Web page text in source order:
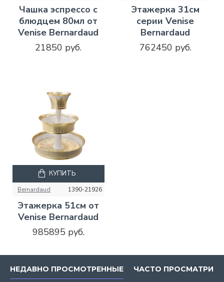
Чашка эспрессо с
блюдцем 80мл от
Venise Bernardaud
21850 руб.
Этажерка 31см
серии Venise
Bernardaud
762450 руб.
Bernardaud 1390-21926
Этажерка 51см от
Venise Bernardaud
985895 руб.
КУПИТЬ
НЕДАВНО ПРОСМОТРЕННЫЕ ЧАСТО